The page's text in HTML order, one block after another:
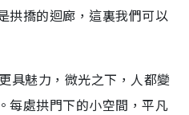
拱撟的迴廊，這裏我們可以
具魅力，微光之下，人都變
每處拱門下的小空間，平凡